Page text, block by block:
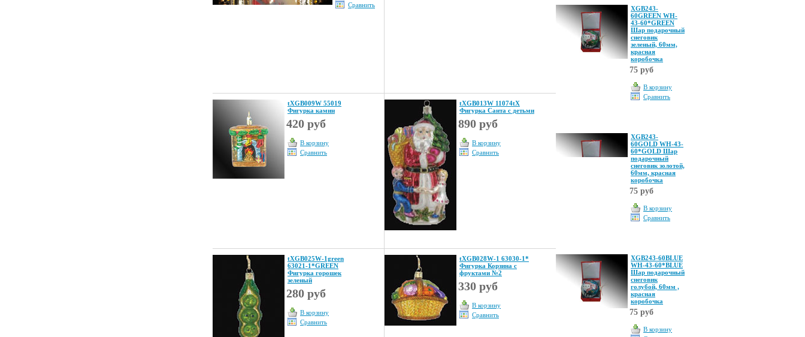
Сравнить
tXGB009W 55019
Фигурка камин
420 руб
В корзину
Сравнить
tXGB013W 11074tX
Фигурка Санта с детьми
890 руб
В корзину
Сравнить
tXGB025W-1green
63021-1*GREEN
Фигурка горошек
зеленый
280 руб
В корзину
Сравнить
tXGB028W-1 63030-1*
Фигурка Корзина с
фруктами №2
330 руб
В корзину
Сравнить
XGB243-
60GREEN WH-
43-60*GREEN
Шар подарочный
снеговик
зеленый, 60мм,
красная
коробочка
75 руб
В корзину
Сравнить
XGB243-
60GOLD WH-43-
60*GOLD Шар
подарочный
снеговик золотой,
60мм, красная
коробочка
75 руб
В корзину
Сравнить
XGB243-60BLUE
WH-43-60*BLUE
Шар подарочный
снеговик
голубой, 60мм ,
красная
коробочка
75 руб
В корзину